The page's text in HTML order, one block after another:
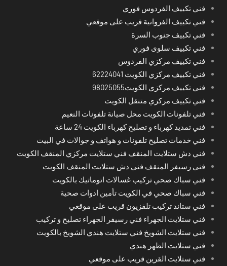
فني تكييف الفردوس فوري
فني تكييف الفروانية قريب على موقعي
فني تكييف جنوب السرة
فني تكييف سلوى فوري
فني تكييف مركزي الفردوس
فني تكييف مركزي الكويت 62224041
فني تكييف مركزي الكويت98025055
فني تكييف مركزي متنقل الكويت
فني تلفونات الكويت محل صيانة تلفونات النعيم
فني تمديد كهرباء و تصليح كهرباء الكويت 24 ساعة
فني خدمات تصليح تلفونات و هواتف و جوالات في البيت
فني دش ستلايت المنقف فني ستلايت مركزي المنقف الكويت
فني رسيفر المنقف فني دش ستلايت المنقف الكويت
فني سباك صحي تركيب غسالات اتوماتيك بالكويت
فني سباك صحي في الكويت تأمين ادوات صحية
فني ستاند تركيب تلفزيون قريب على موقعي
فني ستلايت الجهراء فني رسيفر الجهراء تصليح و تركيب
فني ستلايت الشويخ فني ستلايت هندي الشويخ بالكويت
فني ستلايت الظهر هندي
فني ستلايت القرين قريب على موقعي